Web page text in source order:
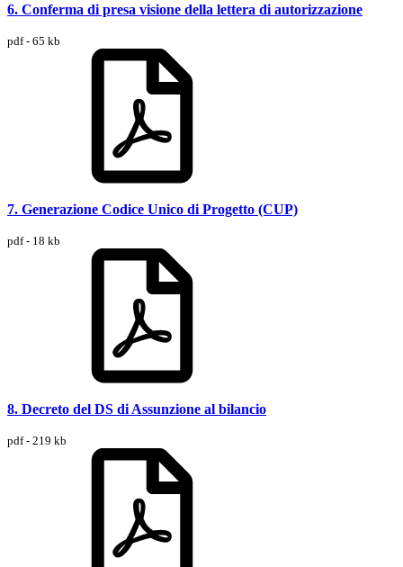
6. Conferma di presa visione della lettera di autorizzazione
pdf - 65 kb
7. Generazione Codice Unico di Progetto (CUP)
pdf - 18 kb
8. Decreto del DS di Assunzione al bilancio
pdf - 219 kb